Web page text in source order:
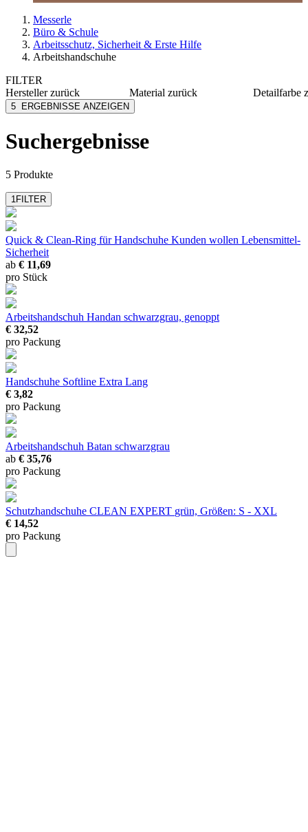
Messerle
Büro & Schule
Arbeitsschutz, Sicherheit & Erste Hilfe
Arbeitshandschuhe
FILTER
Herstellerzurück
AMPri
MESSERLE
Material zurück
Kunststoff
Detailfarbe
5 ERGEBNISSE ANZEIGEN
Suchergebnisse
5 Produkte
1FILTER
Quick & Clean-Ring für Handschuhe Kunden wollen Lebensmittel-
Sicherheit
ab € 11,69
pro Stück
Arbeitshandschuh Handan schwarzgrau, genoppt
€ 32,52
pro Packung
Handschuhe Softline Extra Lang
€ 3,82
pro Packung
Arbeitshandschuh Batan schwarzgrau
ab € 35,76
pro Packung
Schutzhandschuhe CLEAN EXPERT grün, Größen: S - XXL
€ 14,52
pro Packung